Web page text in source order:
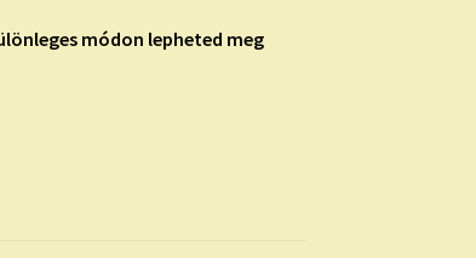
módon lepheted meg